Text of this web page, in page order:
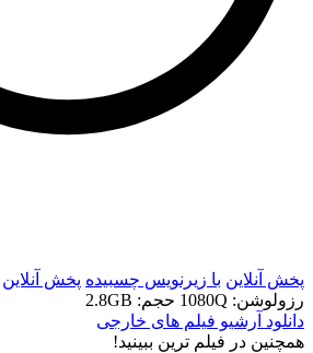
پخش آنلاین با زیرنویس چسبیده پخش آنلاین
رزولوشن: 1080Q
حجم: 2.8GB
دانلود آرشیو فیلم های خارجی
همچنين در فيلم ترين ببينيد!